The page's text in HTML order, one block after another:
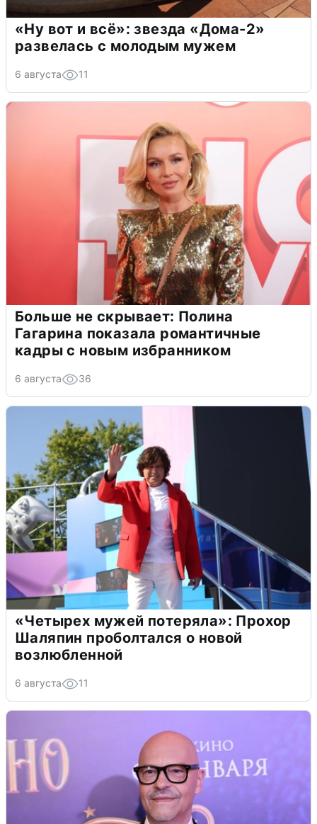
«Ну вот и всё»: звезда «Дома-2»
развелась с молодым мужем
6 августа 11
Больше не скрывает: Полина
Гагарина показала романтичные
кадры с новым избранником
6 августа 36
«Четырех мужей потеряла»: Прохор
Шаляпин проболтался о новой
возлюбленной
6 августа 11